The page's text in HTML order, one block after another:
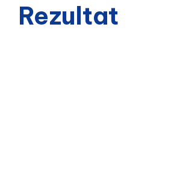
Rezultat